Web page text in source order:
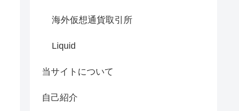
海外仮想通貨取引所
Liquid
当サイトについて
自己紹介